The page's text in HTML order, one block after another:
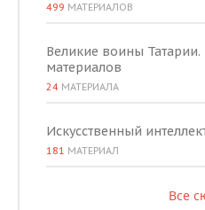
499 МАТЕРИАЛОВ
Великие воины Татарии.
материалов
24 МАТЕРИАЛА
Искусственный
181 МАТЕРИАЛ
Все